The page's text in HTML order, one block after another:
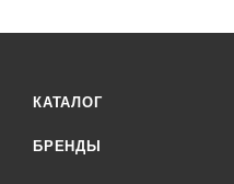
КАТАЛОГ
БРЕНДЫ